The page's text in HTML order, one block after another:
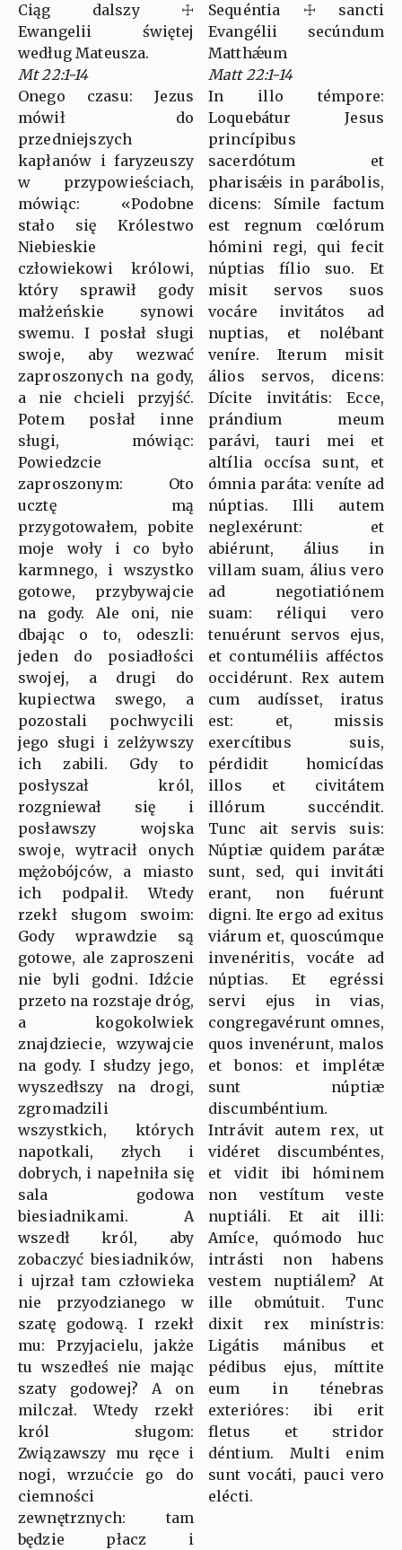
Ciąg dalszy ☩
Ewangelii świętej
według Mateusza.
Mt 22:1-14
Onego czasu: Jezus
mówił do
przedniejszych
kapłanów i faryzeuszy
w przypowieściach,
mówiąc: «Podobne
stało się Królestwo
Niebieskie
człowiekowi królowi,
który sprawił gody
małżeńskie synowi
swemu. I posłał sługi
swoje, aby wezwać
zaproszonych na gody,
a nie chcieli przyjść.
Potem posłał inne
sługi, mówiąc:
Powiedzcie
zaproszonym: Oto
ucztę mą
przygotowałem, pobite
moje woły i co było
karmnego, i wszystko
gotowe, przybywajcie
na gody. Ale oni, nie
dbając o to, odeszli:
jeden do posiadłości
swojej, a drugi do
kupiectwa swego, a
pozostali pochwycili
jego sługi i zelżywszy
ich zabili. Gdy to
posłyszał król,
rozgniewał się i
posławszy wojska
swoje, wytracił onych
mężobójców, a miasto
ich podpalił. Wtedy
rzekł sługom swoim:
Gody wprawdzie są
gotowe, ale zaproszeni
nie byli godni. Idźcie
przeto na rozstaje dróg,
a kogokolwiek
znajdziecie, wzywajcie
na gody. I słudzy jego,
wyszedłszy na drogi,
zgromadzili
wszystkich, których
napotkali, złych i
dobrych, i napełniła się
sala godowa
biesiadnikami. A
wszedł król, aby
zobaczyć biesiadników,
i ujrzał tam człowieka
nie przyodzianego w
szatę godową. I rzekł
mu: Przyjacielu, jakże
tu wszedłeś nie mając
szaty godowej? A on
milczał. Wtedy rzekł
król sługom:
Związawszy mu ręce i
nogi, wrzućcie go do
ciemności
zewnętrznych: tam
będzie płacz i
Sequéntia ☩ sancti
Evangélii secúndum
Matthǽum
Matt 22:1-14
In illo témpore:
Loquebátur Jesus
princípibus
sacerdótum et
pharisǽis in parábolis,
dicens: Símile factum
est regnum cœlórum
hómini regi, qui fecit
núptias fílio suo. Et
misit servos suos
vocáre invitátos ad
nuptias, et nolébant
veníre. Iterum misit
álios servos, dicens:
Dícite invitátis: Ecce,
prándium meum
parávi, tauri mei et
altília occísa sunt, et
ómnia paráta: veníte ad
núptias. Illi autem
neglexérunt: et
abiérunt, álius in
villam suam, álius vero
ad negotiatiónem
suam: réliqui vero
tenuérunt servos ejus,
et contuméliis afféctos
occidérunt. Rex autem
cum audísset, iratus
est: et, missis
exercítibus suis,
pérdidit homicídas
illos et civitátem
illórum succéndit.
Tunc ait servis suis:
Núptiæ quidem parátæ
sunt, sed, qui invitáti
erant, non fuérunt
digni. Ite ergo ad exitus
viárum et, quoscúmque
invenéritis, vocáte ad
núptias. Et egréssi
servi ejus in vias,
congregavérunt omnes,
quos invenérunt, malos
et bonos: et implétæ
sunt núptiæ
discumbéntium.
Intrávit autem rex, ut
vidéret discumbéntes,
et vidit ibi hóminem
non vestítum veste
nuptiáli. Et ait illi:
Amíce, quómodo huc
intrásti non habens
vestem nuptiálem? At
ille obmútuit. Tunc
dixit rex minístris:
Ligátis mánibus et
pédibus ejus, míttite
eum in ténebras
exterióres: ibi erit
fletus et stridor
déntium. Multi enim
sunt vocáti, pauci vero
elécti.